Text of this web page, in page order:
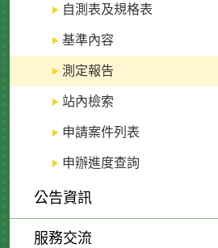
自測表及規格表
基準內容
測定報告
站內檢索
申請案件列表
申辦進度查詢
公告資訊
服務交流